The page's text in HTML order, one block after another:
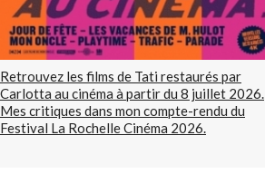
Retrouvez les films de Tati restaurés par
Carlotta au cinéma à partir du 8 juillet 2026.
Mes critiques dans mon compte-rendu du
Festival La Rochelle Cinéma 2026.